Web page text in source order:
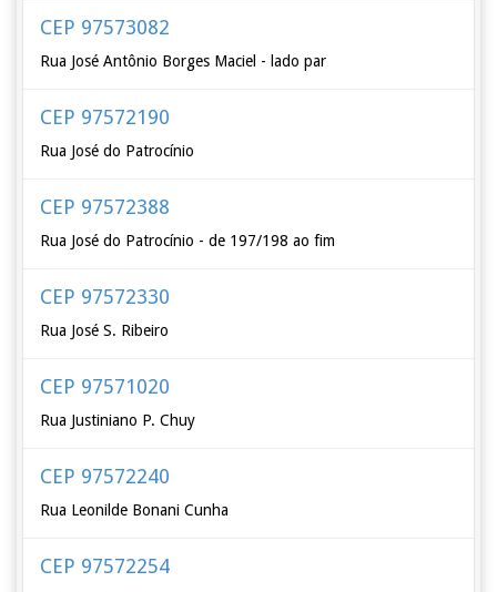
CEP 97573082
Rua José Antônio Borges Maciel - lado par
CEP 97572190
Rua José do Patrocínio
CEP 97572388
Rua José do Patrocínio - de 197/198 ao fim
CEP 97572330
Rua José S. Ribeiro
CEP 97571020
Rua Justiniano P. Chuy
CEP 97572240
Rua Leonilde Bonani Cunha
CEP 97572254